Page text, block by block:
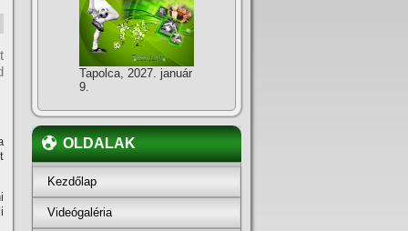
Tapolca, 2027. január
9.
OLDALAK
Kezdőlap
Videógaléria